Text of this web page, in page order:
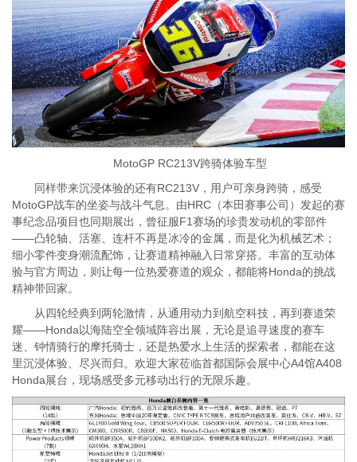
MotoGP RC213V跨骑体验车型
同样带来沉浸体验的还有RC213V，用户可亲身跨骑，感受
MotoGP战车的坐姿与战斗气息。由HRC（本田赛事公司）发起的赛
事纪念品项目也同期展出，曾征服F1赛场的珍贵发动机的零部件
——凸轮轴、活塞、连杆不再是冰冷的金属，而是化为机械艺术；
细小零件变身潮流配饰，让赛道精神融入日常穿搭。丰富的互动体
验与官方周边，则让每一位热爱赛道的观众，都能将Honda的挑战
精神带回家。
从四轮经典到两轮激情，从通用动力到航空科技，再到赛道荣
耀——Honda以海陆空全领域阵容出展，无论是追寻速度的赛车
迷、钟情骑行的摩托骑士，还是热爱水上生活的探索者，都能在这
里沉浸体验、尽兴而归。欢迎大家莅临首都国际会展中心A4馆A408
Honda展台，现场感受多元移动出行的无限乐趣。